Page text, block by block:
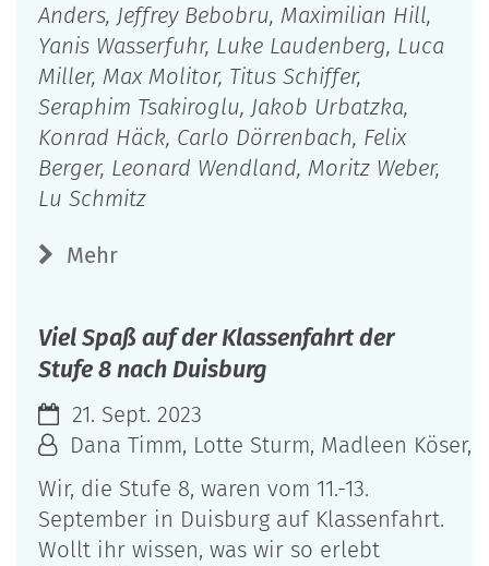
Anders, Jeffrey Bebobru, Maximilian Hill,
Yanis Wasserfuhr, Luke Laudenberg, Luca
Miller, Max Molitor, Titus Schiffer,
Seraphim Tsakiroglu, Jakob Urbatzka,
Konrad Häck, Carlo Dörrenbach, Felix
Berger, Leonard Wendland, Moritz Weber,
Lu Schmitz
Mehr
Viel Spaß auf der Klassenfahrt der
Stufe 8 nach Duisburg
21. Sept. 2023
Dana Timm, Lotte Sturm, Madleen
Wir, die Stufe 8, waren vom 11.-13.
September in Duisburg auf Klassenfahrt.
Wollt ihr wissen, was wir so erlebt